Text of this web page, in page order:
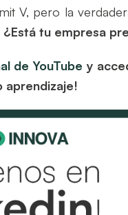
V, pero la
¿Está tu empresa
de YouTube y
aprendizaje!